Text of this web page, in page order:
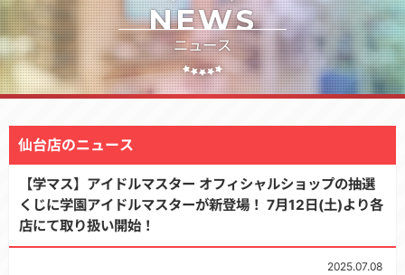
NEWS
ニュース
仙台店のニュース
【学マス】アイドルマスター オフィシャルショップの抽選
くじに学園アイドルマスターが新登場！ 7月12日(土)より各
店にて取り扱い開始！
2025.07.08